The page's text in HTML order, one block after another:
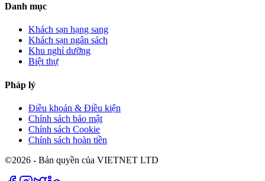
Danh mục
Khách sạn hạng sang
Khách sạn ngân sách
Khu nghỉ dưỡng
Biệt thự
Pháp lý
Điều khoản & Điều kiện
Chính sách bảo mật
Chính sách Cookie
Chính sách hoàn tiền
©2026 - Bản quyền của VIETNET LTD